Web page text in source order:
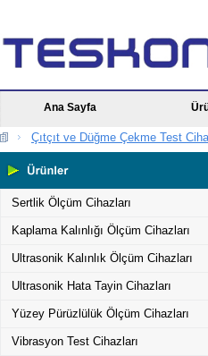
Ana Sayfa
Çıtçıt ve Düğme Çekme Test
Sertlik Ölçüm Cihazları
Kaplama Kalınlığı Ölçüm Cihazları
Ultrasonik Kalınlık Ölçüm Cihazları
Ultrasonik Hata Tayin Cihazları
Yüzey Pürüzlülük Ölçüm Cihazları
Vibrasyon Test Cihazları